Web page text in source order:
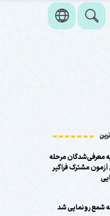
معرفی‌شدگان مرحله
مشترک فراگیر
شمع رونمایی شد